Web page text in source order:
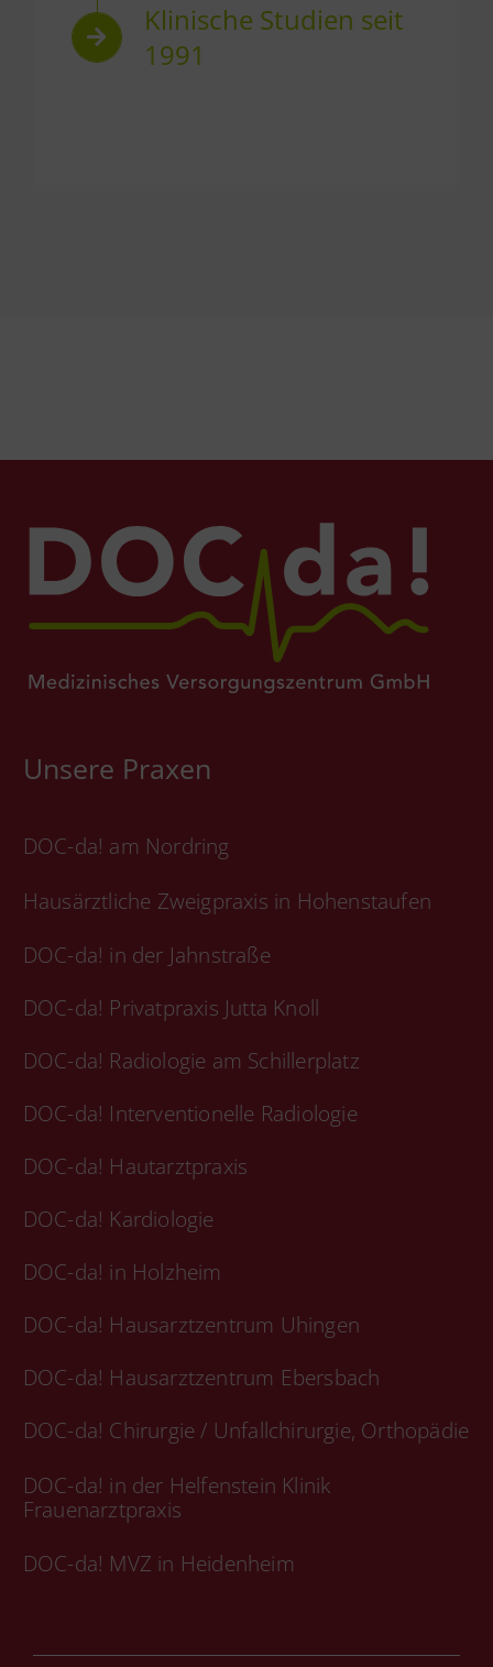
Klinische Studien seit
1991
Unsere Praxen
DOC-da! am Nordring
Hausärztliche Zweigpraxis in Hohenstaufen
DOC-da! in der Jahnstraße
DOC-da! Privatpraxis Jutta Knoll
DOC-da! Radiologie am Schillerplatz
DOC-da! Interventionelle Radiologie
DOC-da! Hautarztpraxis
DOC-da! Kardiologie
DOC-da! in Holzheim
DOC-da! Hausarztzentrum Uhingen
DOC-da! Hausarztzentrum Ebersbach
DOC-da! Chirurgie / Unfallchirurgie, Orthopädie
DOC-da! in der Helfenstein Klinik
Frauenarztpraxis
DOC-da! MVZ in Heidenheim